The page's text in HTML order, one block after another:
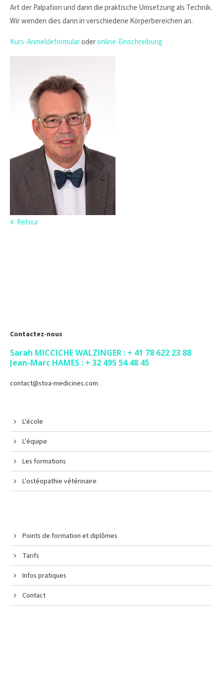
Drop us a line
info@yourdomain.com
adipiscing elit.
Aenean commodo ligula eget dolor. Aenean massa. Cum
sociis natoque penatibus et magnis dis parturient montes,
nascetur ridiculus mus. Donec quam felis, ultricies nec.
Art der Palpation und dann die praktische Umsetzung als Technik.
Wir wenden dies dann in verschiedene Körperbereichen an.
Kurs-Anmeldeformularoderonline-Einschreibung
Retour
Contactez-nous
Sarah MICCICHE WALZINGER : + 41 78 622 23 88
Jean-Marc HAMES : + 32 495 54 48 45
contact@stoa-medicines.com
L'école
L'équipe
Les formations
L'ostéopathie vétérinaire
Points de formation et diplômes
Tarifs
Infos pratiques
Contact